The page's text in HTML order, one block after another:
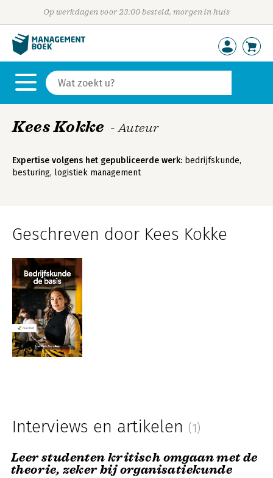
Op werkdagen voor 23:00 besteld, morgen in huis
Kees Kokke - Auteur
Expertise volgens het gepubliceerde werk: bedrijfskunde,
besturing, logistiek management
Geschreven door Kees Kokke
Interviews en artikelen (1)
Leer studenten kritisch omgaan met de
theorie, zeker bij organisatiekunde